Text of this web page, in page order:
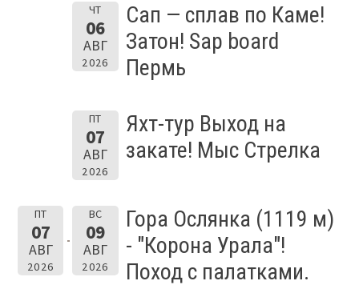
ЧТ
06
АВГ
2026
Сап — сплав по Каме!
Затон! Sap board
Пермь
ПТ
07
АВГ
2026
Яхт-тур Выход на
закате! Мыс Стрелка
ПТ
07
АВГ
2026
ВС
09
АВГ
2026
Гора Ослянка (1119 м)
- "Корона Урала"!
Поход с палатками.